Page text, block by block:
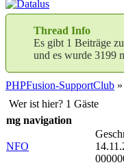
Thread Info
Es gibt 1 Beiträge
und es wurde 3199
PHPFusion-SupportClub »
Wer ist hier? 1 Gäste
mg navigation
NFO